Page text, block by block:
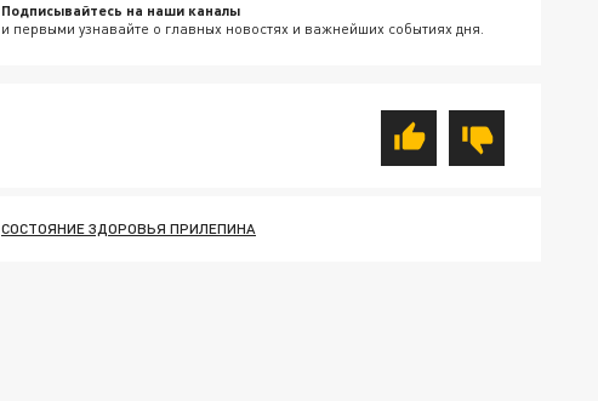
Подписывайтесь на наши каналы
и первыми узнавайте о главных новостях и важнейших событиях дня.
СОСТОЯНИЕ ЗДОРОВЬЯ ПРИЛЕПИНА